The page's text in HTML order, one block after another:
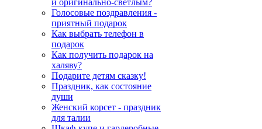
и оригинально-светлым?
Голосовые поздравления -
приятный подарок
Как выбрать телефон в
подарок
Как получить подарок на
халяву?
Подарите детям сказку!
Праздник, как состояние
души
Женский корсет - праздник
для талии